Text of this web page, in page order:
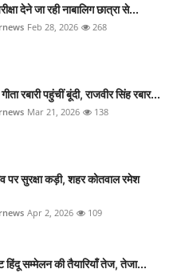
देने जा रही नाबालिग छात्रा से...
Feb 28, 2026 268
रबारी पहुंचीं बूंदी, राजवीर सिंह रबार...
Mar 21, 2026 138
पर सुरक्षा कड़ी, शहर कोतवाल रमेश
Apr 2, 2026 109
हिंदू सम्मेलन की तैयारियाँ तेज, तेजा...